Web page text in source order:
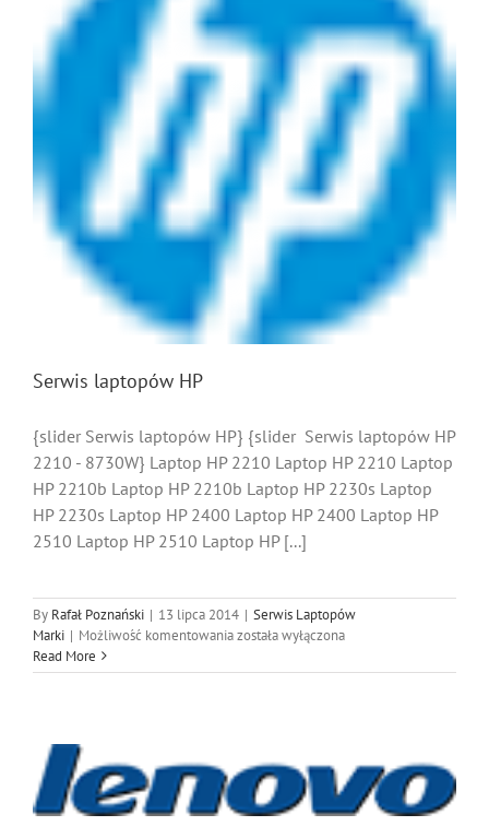
Serwis laptopów HP
{slider Serwis laptopów HP} {slider Serwis laptopów HP
2210 - 8730W} Laptop HP 2210 Laptop HP 2210 Laptop
HP 2210b Laptop HP 2210b Laptop HP 2230s Laptop
HP 2230s Laptop HP 2400 Laptop HP 2400 Laptop HP
2510 Laptop HP 2510 Laptop HP [...]
By Rafał Poznański | 13 lipca 2014 | Serwis Laptopów
Marki | Możliwość komentowaniaSerwis
HP
została wyłączona
Read More